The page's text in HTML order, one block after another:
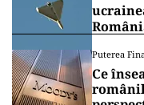
Puterea
Ce